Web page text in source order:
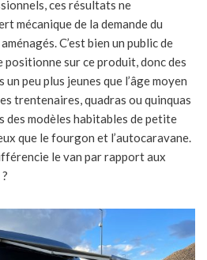
ces résultats ne
mécanique de la demande du
C’est bien un public de
positionne sur ce produit, donc des
peu plus jeunes que l’âge moyen
trentenaires, quadras ou quinquas
des modèles habitables de petite
que le fourgon et l’autocaravane.
le van par rapport aux